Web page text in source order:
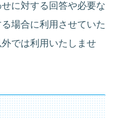
に対する回答や必要な
場合に利用させていた
では利用いたしませ